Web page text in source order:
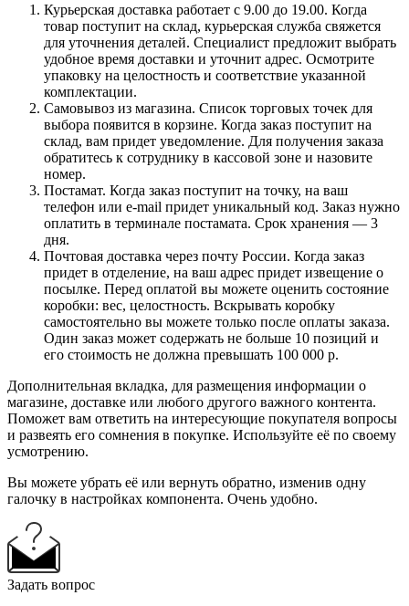
Курьерская доставка работает с 9.00 до 19.00. Когда
товар поступит на склад, курьерская служба свяжется
для уточнения деталей. Специалист предложит выбрать
удобное время доставки и уточнит адрес. Осмотрите
упаковку на целостность и соответствие указанной
комплектации.
Самовывоз из магазина. Список торговых точек для
выбора появится в корзине. Когда заказ поступит на
склад, вам придет уведомление. Для получения заказа
обратитесь к сотруднику в кассовой зоне и назовите
номер.
Постамат. Когда заказ поступит на точку, на ваш
телефон или e-mail придет уникальный код. Заказ нужно
оплатить в терминале постамата. Срок хранения — 3
дня.
Почтовая доставка через почту России. Когда заказ
придет в отделение, на ваш адрес придет извещение о
посылке. Перед оплатой вы можете оценить состояние
коробки: вес, целостность. Вскрывать коробку
самостоятельно вы можете только после оплаты заказа.
Один заказ может содержать не больше 10 позиций и
его стоимость не должна превышать 100 000 р.
Дополнительная вкладка, для размещения информации о
магазине, доставке или любого другого важного контента.
Поможет вам ответить на интересующие покупателя вопросы
и развеять его сомнения в покупке. Используйте её по своему
усмотрению.
Вы можете убрать её или вернуть обратно, изменив одну
галочку в настройках компонента. Очень удобно.
Задать вопрос